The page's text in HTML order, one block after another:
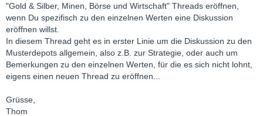
"Gold & Silber, Minen, Börse und Wirtschaft" Threads eröffnen,
wenn Du spezifisch zu den einzelnen Werten eine Diskussion
eröffnen willst.
In diesem Thread geht es in erster Linie um die Diskussion zu den
Musterdepots allgemein, also z.B. zur Strategie, oder auch um
Bemerkungen zu den einzelnen Werten, für die es sich nicht lohnt,
eigens einen neuen Thread zu eröffnen...
Grüsse,
Thom